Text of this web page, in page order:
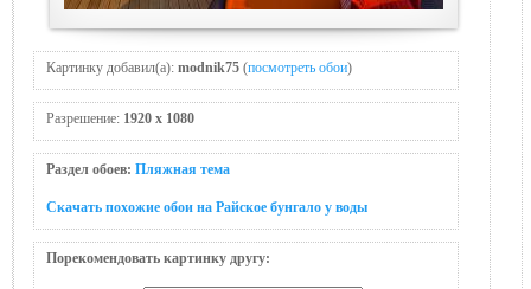
Картинку добавил(а): modnik75 (посмотреть обои)
Разрешение: 1920 x 1080
Раздел обоев: Пляжная тема
Скачать похожие обои на Райское бунгало у воды
Порекомендовать картинку другу: